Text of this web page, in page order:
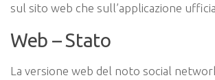
sul sito web che sull’applicazione
Web – Stato
La versione web del noto social